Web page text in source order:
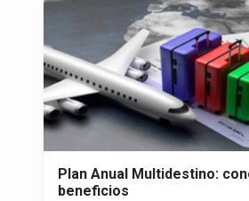
Plan Anual Multidestino:
beneficios